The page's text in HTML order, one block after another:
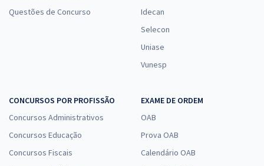
Questões de Concurso
Idecan
Selecon
Uniase
Vunesp
CONCURSOS POR PROFISSÃO
Concursos Administrativos
Concursos Educação
Concursos Fiscais
EXAME DE ORDEM
OAB
Prova OAB
Calendário OAB